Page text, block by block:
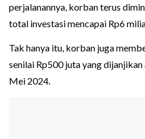
perjalanannya, korban terus
total investasi mencapai Rp6
Tak hanya itu, korban juga
senilai Rp500 juta yang
Mei 2024.